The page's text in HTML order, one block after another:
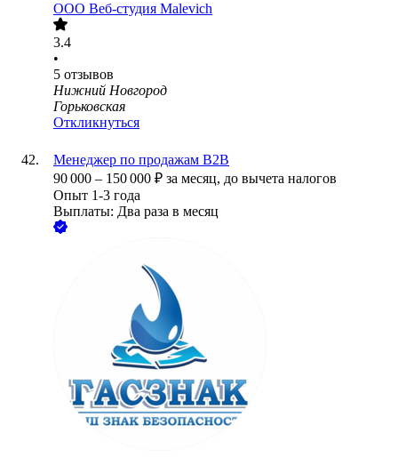
ООО Веб-студия Malevich
3.4
•
5 отзывов
Нижний Новгород
Горьковская
Откликнуться
Менеджер по продажам В2В
90 000 – 150 000 ₽ за месяц, до вычета налогов
Опыт 1-3 года
Выплаты: Два раза в месяц